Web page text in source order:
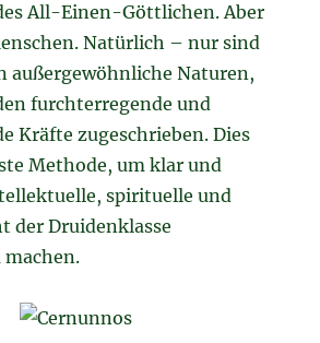
All-Einen-Göttlichen. Aber
Natürlich – nur sind
außergewöhnliche Naturen,
furchterregende und
Kräfte zugeschrieben. Dies
Methode, um klar und
spirituelle und
der Druidenklasse